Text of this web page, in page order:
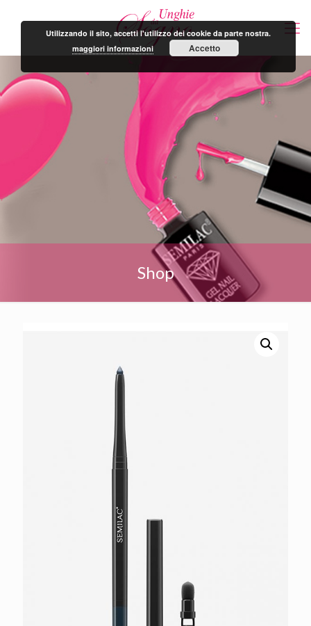
Shop
Utilizzando il sito, accetti l'utilizzo dei cookie da parte nostra.
maggiori informazioni
Accetto